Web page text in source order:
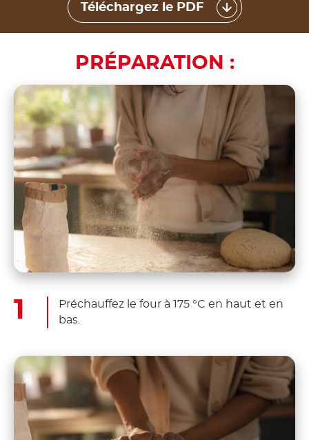
Téléchargez le PDF
PRÉPARATION :
Préchauffez le four à 175 °C en haut et en
bas.